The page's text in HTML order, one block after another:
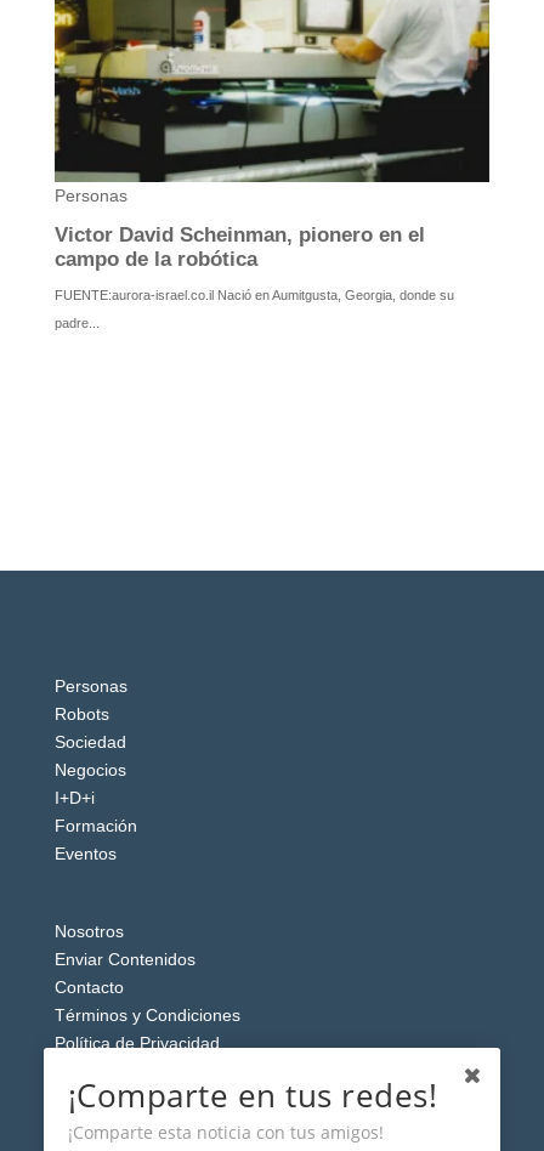
Personas
Robots
Sociedad
Negocios
I+D+i
Formación
Eventos
Nosotros
Enviar Contenidos
Contacto
Términos y Condiciones
Política de Privacidad
¡Comparte en tus redes!
¡Comparte esta noticia con tus amigos!